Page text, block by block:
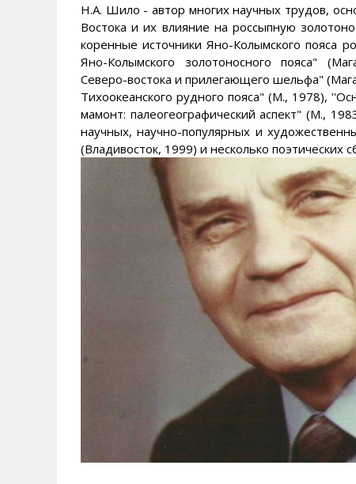
Н.А. Шило - автор многих научных трудов,
Востока и их влияние на россыпную
коренные источники Яно-Колымского пояса
Яно-Колымского золотоносного пояса"
Северо-востока и прилегающего шельфа"
Тихоокеанского рудного пояса" (М., 1978),
мамонт: палеогеографический аспект" (М.,
научных, научно-популярных и
(Владивосток, 1999) и несколько поэтических